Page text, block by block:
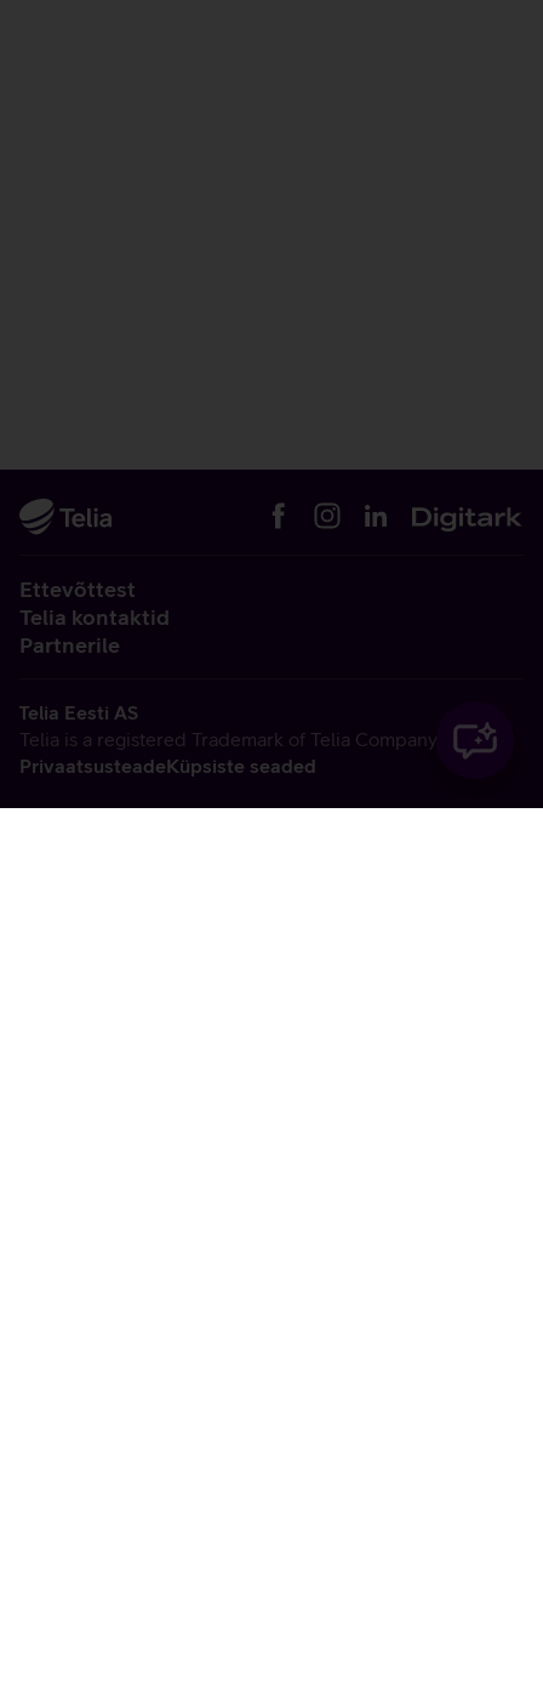
Ettevõttest
Telia kontaktid
Partnerile
Telia Eesti AS
Telia is a registered Trademark of Telia Company AB
PrivaatsusteadeKüpsiste seaded